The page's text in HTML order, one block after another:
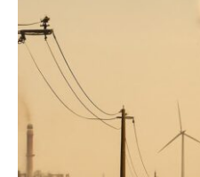
Life
Interview
Article
Tech